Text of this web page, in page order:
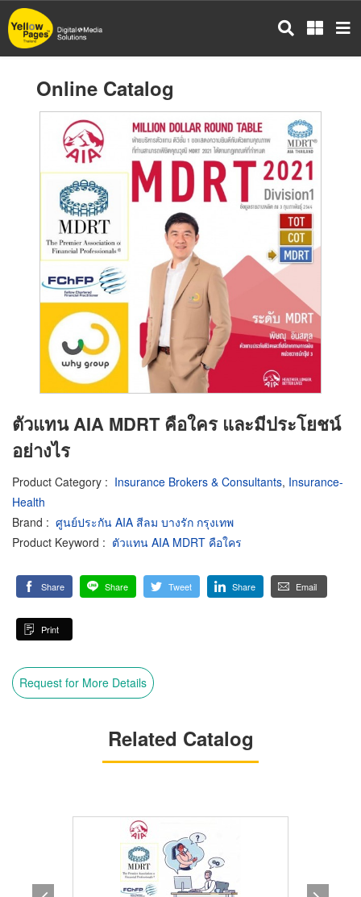
Skip
to
main
Online Catalog
ตัวแทน AIA MDRT คือใคร และมีประโยชน์
อย่างไร
Product Category : Insurance Brokers & Consultants, Insurance-
Health
Brand : ศูนย์ประกัน AIA สีลม บางรัก กรุงเทพ
Product Keyword : ตัวแทน AIA MDRT คือใคร
Share Share Tweet Share Email
Print
Request for More Details
Related Catalog